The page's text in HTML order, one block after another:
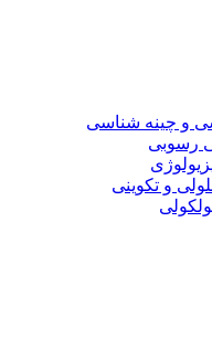
و چینه شناسی
رسوبی
و تکوینی